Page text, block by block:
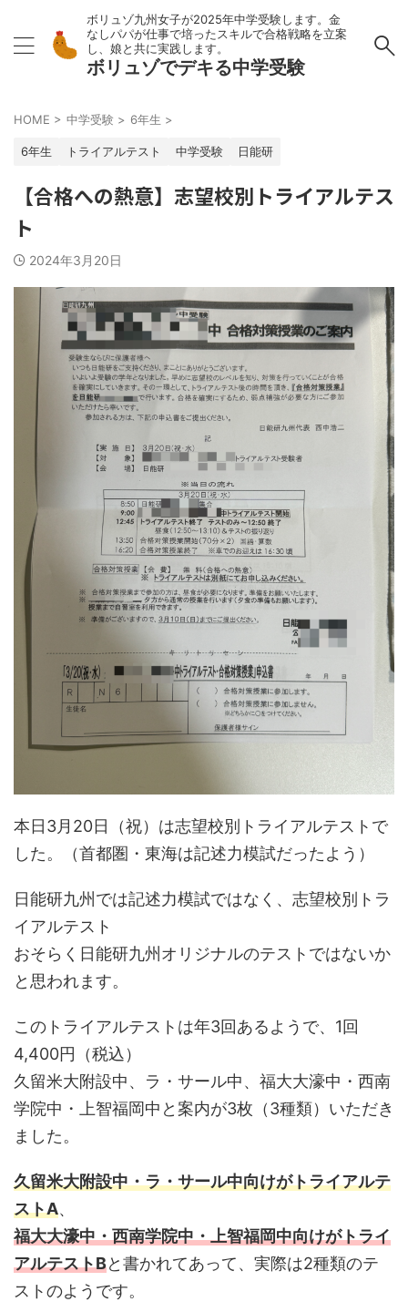
ボリュゾ九州女子が2025年中学受験します。金
なしパパが仕事で培ったスキルで合格戦略を立案
し、娘と共に実践します。
ボリュゾでデキる中学受験
HOME > 中学受験 > 6年生 >
6年生 トライアルテスト 中学受験 日能研
【合格への熱意】志望校別トライアルテス
ト
2024年3月20日
本日3月20日（祝）は志望校別トライアルテストで
した。（首都圏・東海は記述力模試だったよう）
日能研九州では記述力模試ではなく、志望校別トラ
イアルテスト
おそらく日能研九州オリジナルのテストではないか
と思われます。
このトライアルテストは年3回あるようで、1回
4,400円（税込）
久留米大附設中、ラ・サール中、福大大濠中・西南
学院中・上智福岡中と案内が3枚（3種類）いただき
ました。
久留米大附設中・ラ・サール中向けがトライアルテ
ストA、
福大大濠中・西南学院中・上智福岡中向けがトライ
アルテストBと書かれてあって、実際は2種類のテ
ストのようです。